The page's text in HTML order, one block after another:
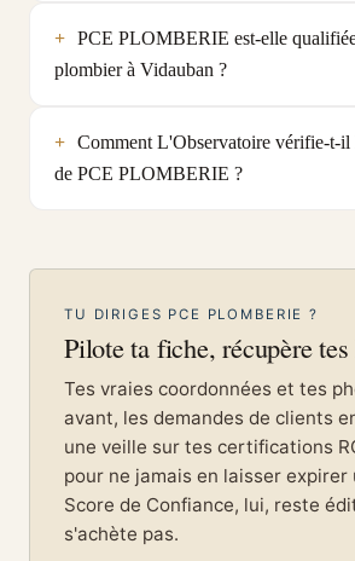
PCE PLOMBERIE est-elle
plombier à Vidauban ?
Comment L'Observatoire vérifie-t-il
de PCE PLOMBERIE ?
TU DIRIGES PCE PLOMBERIE ?
Pilote ta fiche, récupère tes
Tes vraies coordonnées et tes
avant, les demandes de clients
une veille sur tes certifications
pour ne jamais en laisser expirer
Score de Confiance, lui, reste
s'achète pas.